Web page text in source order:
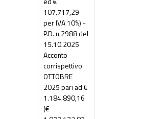
107.717,29
per IVA 10%) -
P.D. n.2988 del
15.10.2025
Acconto
corrispettivo
OTTOBRE
2025 pari ad €
1.184.890,16
(€